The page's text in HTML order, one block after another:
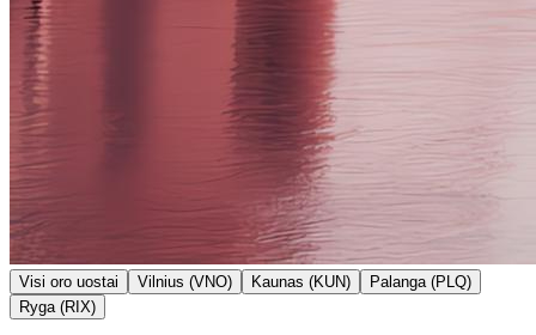
Visi oro uostai Vilnius (VNO) Kaunas (KUN)
Palanga (PLQ)
Ryga (RIX)